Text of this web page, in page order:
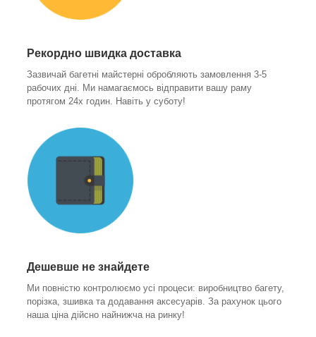
Рекордно швидка доставка
Зазвичай багетні майстерні обробляють замовлення 3-5
рабочих дні. Ми намагаємось відправити вашу раму
протягом 24х годин. Навіть у суботу!
Дешевше не знайдете
Ми повністю контролюємо усі процеси: виробництво багету,
порізка, зшивка та додавання аксесуарів. За рахунок цього
наша ціна дійсно найнижча на ринку!